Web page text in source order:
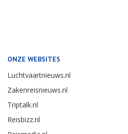
ONZE WEBSITES
Luchtvaartnieuws.nl
Zakenreisnieuws.nl
Triptalk.nl
Reisbizz.nl